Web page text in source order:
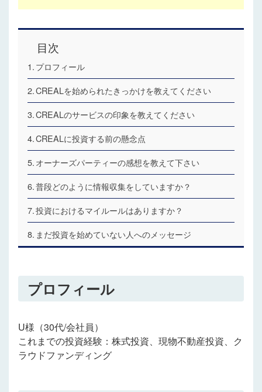
目次
プロフィール
CREALを始められたきっかけを教えてください
CREALのサービスの印象を教えてください
CREALに投資する前の懸念点
オーナーズパーティーの感想を教えて下さい
普段どのように情報収集をしていますか？
投資におけるマイルールはありますか？
まだ投資を始めていない人へのメッセージ
プロフィール
U様（30代/会社員）
これまでの投資経験：株式投資、現物不動産投資、ク
ラウドファンディング